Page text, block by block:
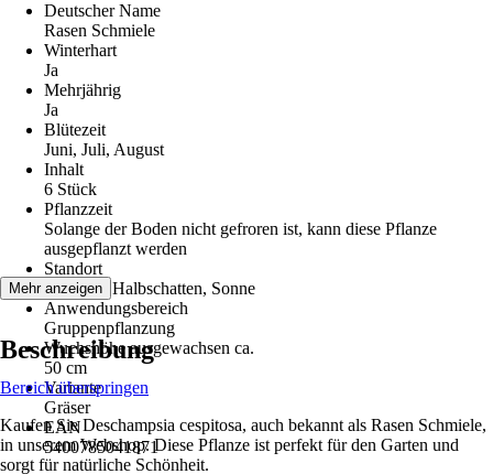
Deutscher Name
Rasen Schmiele
Winterhart
Ja
Mehrjährig
Ja
Blütezeit
Juni, Juli, August
Inhalt
6 Stück
Pflanzzeit
Solange der Boden nicht gefroren ist, kann diese Pflanze
ausgepflanzt werden
Standort
Schatten, Halbschatten, Sonne
Anwendungsbereich
Gruppenpflanzung
Wuchshöhe ausgewachsen ca.
50 cm
Variante
Gräser
EAN
5400785041871
Mehr anzeigen
Beschreibung
Bereich überspringen
Kaufen Sie Deschampsia cespitosa, auch bekannt als Rasen Schmiele,
in unserem Webshop. Diese Pflanze ist perfekt für den Garten und
sorgt für natürliche Schönheit.